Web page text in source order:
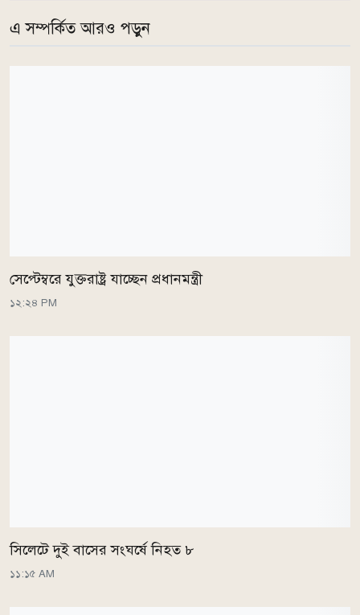
এ সম্পর্কিত আরও পড়ুন
সেপ্টেম্বরে যুক্তরাষ্ট্র যাচ্ছেন প্রধানমন্ত্রী
১২:২৪ PM
সিলেটে দুই বাসের সংঘর্ষে নিহত ৮
১১:১৫ AM